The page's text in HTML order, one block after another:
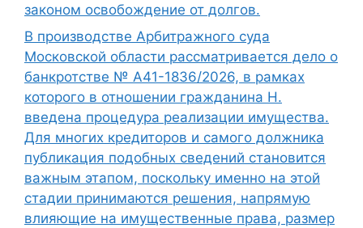
законом освобождение от долгов.
В производстве Арбитражного суда
Московской области рассматривается дело о
банкротстве № А41-1836/2026, в рамках
которого в отношении гражданина Н.
введена процедура реализации имущества.
Для многих кредиторов и самого должника
публикация подобных сведений становится
важным этапом, поскольку именно на этой
стадии принимаются решения, напрямую
влияющие на имущественные права, размер